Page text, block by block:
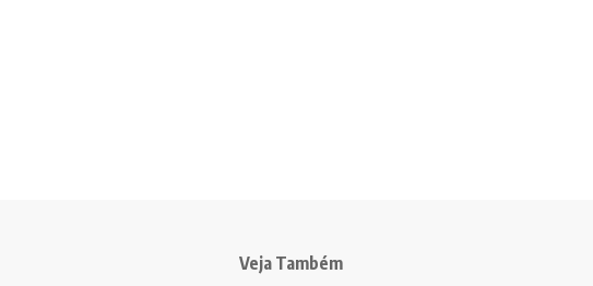
Veja Também